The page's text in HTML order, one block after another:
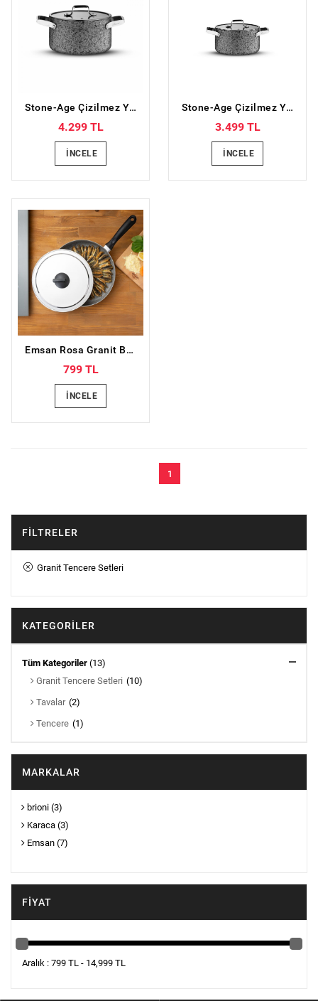
Stone-Age Çizilmez Yanmaz Yapışmaz Derin Tencere - 28 cm
4.299 TL
İNCELE
Stone-Age Çizilmez Yanmaz Yapışmaz Derin Tencere - 22 cm
3.499 TL
İNCELE
Emsan Rosa Granit Balık Tavası
799 TL
İNCELE
1
FILTRELER
Granit Tencere Setleri
KATEGORILER
Tüm Kategoriler (13)
Granit Tencere Setleri (10)
Tavalar (2)
Tencere (1)
MARKALAR
brioni (3)
Karaca (3)
Emsan (7)
FIYAT
Aralık : 799 TL - 14,999 TL